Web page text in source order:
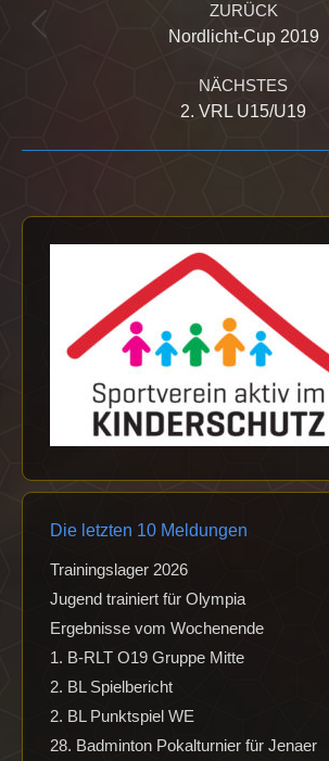
ZURÜCK
Vorheriger
Nordlicht-Cup 2019
NÄCHSTES
Nächster
2. VRL U15/U19
Die letzten 10 Meldungen
Trainingslager 2026
Jugend trainiert für Olympia
Ergebnisse vom Wochenende
1. B-RLT O19 Gruppe Mitte
2. BL Spielbericht
2. BL Punktspiel WE
28. Badminton Pokalturnier für Jenaer